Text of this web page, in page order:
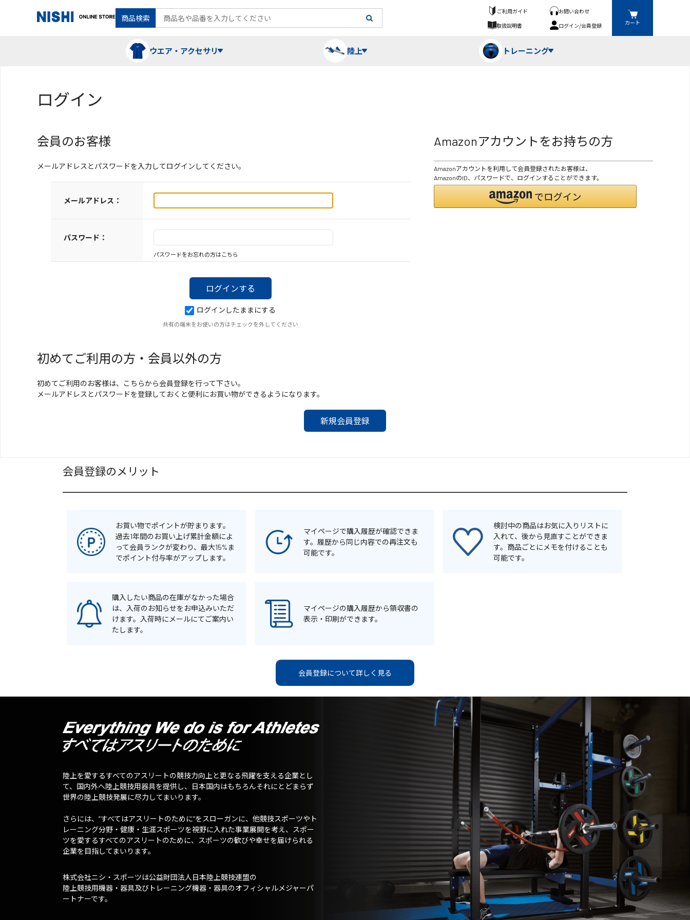
商品検索
ご利用ガイド
お問い合わせ
取扱説明書
ログイン/会員登録 カート
ウエア・アクセサリ
トレーニングスーツ
ベスト
コート ソックス 手袋
陸上 トレーニング
フィットネス機器
ミニハードル・ハードル
メディシンボール ラダー・マーカー
ログイン
会員のお客様
メールアドレスとパスワードを入力してログインしてください。
メールアドレス：
パスワード：
パスワードをお忘れの方はこちら
ログインしたままにする
共有の端末をお使いの方はチェックを外してください
Amazonアカウントをお持ちの方
Amazonアカウントを利用して会員登録されたお客様は、
AmazonのID、パスワードで、ログインすることができます。
初めてご利用の方・会員以外の方
初めてご利用のお客様は、こちらから会員登録を行って下さい。
メールアドレスとパスワードを登録しておくと便利にお買い物ができるようになります。
会員登録のメリット
お買い物でポイントが貯まります。
過去1年間のお買い上げ累計金額によ
って会員ランクが変わり、最大15%ま
でポイント付与率がアップします。
マイページで購入履歴が確認できま
す。履歴から同じ内容での再注文も
可能です。
検討中の商品はお気に入りリストに
入れて、後から見直すことができま
す。商品ごとにメモを付けることも
可能です。
購入したい商品の在庫がなかった場合
は、入荷のお知らせをお申込みいただ
けます。入荷時にメールにてご案内い
たします。
マイページの購入履歴から領収書の
表示・印刷ができます。
会員登録について詳しく見る
陸上を愛するすべてのアスリートの競技力向上と更なる飛躍を支える企業とし
て、国内外へ陸上競技用器具を提供し、日本国内はもちろんそれにとどまらず
世界の陸上競技発展に尽力してまいります。
さらには、”すべてはアスリートのために”をスローガンに、他競技スポーツやト
レーニング分野・健康・生涯スポーツを視野に入れた事業展開を考え、スポー
ツを愛するすべてのアスリートのために、スポーツの歓びや幸せを届けられる
企業を目指してまいります。
株式会社ニシ・スポーツは公益財団法人日本陸上競技連盟の
陸上競技用機器・器具及びトレーニング機器・器具のオフィシャルメジャーパ
ートナーです。